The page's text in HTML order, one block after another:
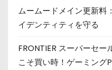
ムームードメイン更新料
イデンティティを守る
FRONTIER スーパーセ
こそ買い時！ゲーミング